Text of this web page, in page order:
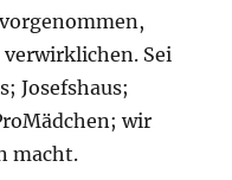
Sei
Josefshaus;
wir
macht.